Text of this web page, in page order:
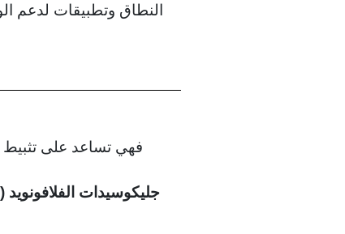
النطاق وتطبيقات لدعم
جليكوسيدات الفلافونويد (24٪)